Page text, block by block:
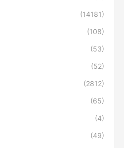
(14181)
(108)
(53)
(52)
(2812)
(65)
(4)
(49)